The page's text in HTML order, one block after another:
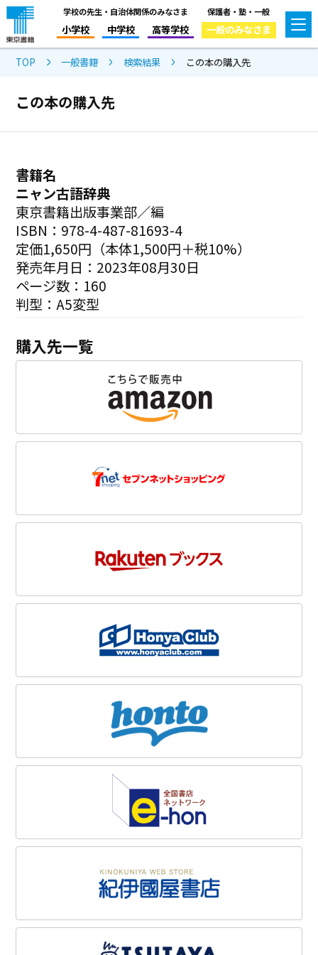
学校の先生・自治体関係のみなさま
小学校 中学校 高等学校
保護者・塾・一般
一般のみなさま
TOP 一般書籍 検索結果 この本の購入先
この本の購入先
書籍名
ニャン古語辞典
東京書籍出版事業部／編
ISBN：978-4-487-81693-4
定価1,650円（本体1,500円＋税10%）
発売年月日：2023年08月30日
ページ数：160
判型：A5変型
購入先一覧